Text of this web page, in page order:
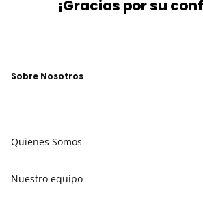
¡Gracias por su
Sobre Nosotros
Quienes Somos
Nuestro equipo